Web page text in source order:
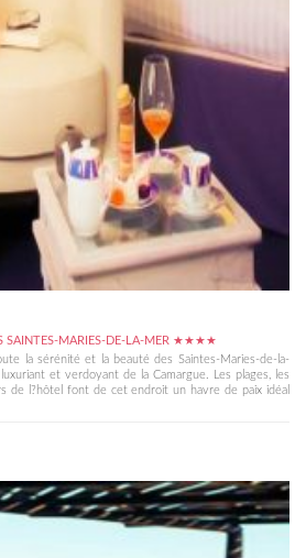
SAINTES-MARIES-DE-LA-MER ★★★★
la sérénité et la beauté des Saintes-Maries-de-la-
et verdoyant de la Camargue. Les plages, les
de l?hôtel font de cet endroit un havre de paix idéal